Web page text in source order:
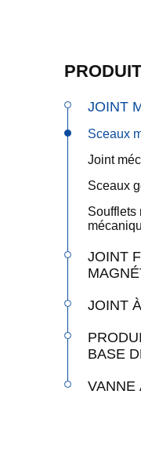
JOINT
Sceaux
Joint
Sceaux
Soufflets
JOINT
JOINT
BASE
VANNE